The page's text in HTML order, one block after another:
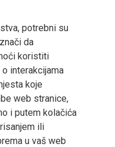
potrebni su
da
koristiti
interakcijama
koje
web stranice,
i putem kolačića
ili
u vaš web